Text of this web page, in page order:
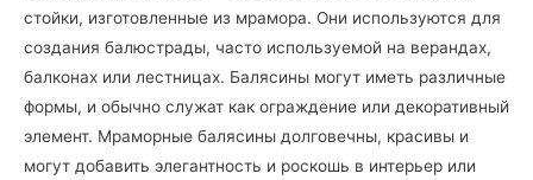
стойки, изготовленные из мрамора. Они используются для
создания балюстрады, часто используемой на верандах,
балконах или лестницах. Балясины могут иметь различные
формы, и обычно служат как ограждение или декоративный
элемент. Мраморные балясины долговечны, красивы и
могут добавить элегантность и роскошь в интерьер или